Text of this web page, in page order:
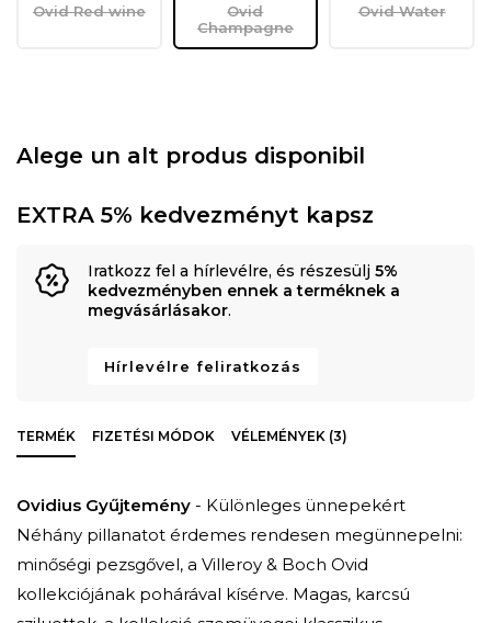
Ovid Red wine
Ovid
Champagne
Ovid Water
Alege un alt produs disponibil
EXTRA 5% kedvezményt kapsz
Iratkozz fel a hírlevélre, és részesülj 5%
kedvezményben ennek a terméknek a
megvásárlásakor.
Hírlevélre feliratkozás
TERMÉK FIZETÉSI MÓDOK VÉLEMÉNYEK (3)
Ovidius Gyűjtemény - Különleges ünnepekért
Néhány pillanatot érdemes rendesen megünnepelni:
minőségi pezsgővel, a Villeroy & Boch Ovid
kollekciójának pohárával kísérve. Magas, karcsú